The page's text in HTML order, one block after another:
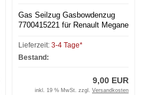
Gas Seilzug Gasbowdenzug
7700415221 für Renault Megane
Lieferzeit: 3-4 Tage*
Bestand:
9,00 EUR
inkl. 19 % MwSt. zzgl. Versandkosten